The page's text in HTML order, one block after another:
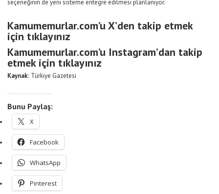
seçeneğinin de yeni sisteme entegre edilmesi planlanıyor.
Kamumemurlar.com’u X’den takip etmek
için tıklayınız
Kamumemurlar.com’u Instagram’dan takip
etmek için tıklayınız
Kaynak: Türkiye Gazetesi
Bunu Paylaş:
X
Facebook
WhatsApp
Pinterest